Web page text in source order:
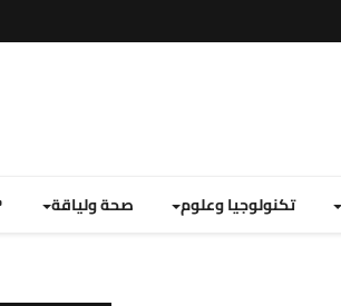
تكنولوجيا وعلوم صحة ولياقة